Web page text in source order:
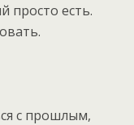
просто есть.
с прошлым,